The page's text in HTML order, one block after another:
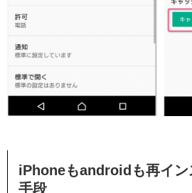
iPhoneもandroidも再イン
手段